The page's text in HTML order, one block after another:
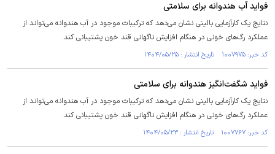
فواید آب هندوانه برای سلامتی
نتایج یک کارآزمایی بالینی نشان می‌دهد که ترکیبات موجود در آب هندوانه می‌تواند از
عملکرد رگ‌های خونی در هنگام افزایش ناگهانی قند خون پشتیبانی کند.
کد خبر: ۱۰۰۷۹۷۵ تاریخ انتشار : ۱۴۰۴/۰۵/۲۵
فواید شگفت‌انگیز هندوانه برای سلامتی
نتایج یک کارآزمایی بالینی نشان می‌دهد که ترکیبات موجود در آب هندوانه می‌تواند از
عملکرد رگ‌های خونی در هنگام افزایش ناگهانی قند خون پشتیبانی کند.
کد خبر: ۱۰۰۷۷۶۷ تاریخ انتشار : ۱۴۰۴/۰۵/۲۳